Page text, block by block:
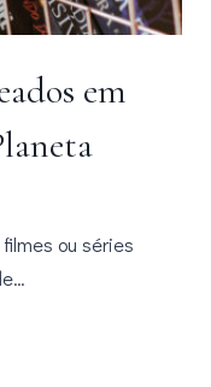
em
ou séries